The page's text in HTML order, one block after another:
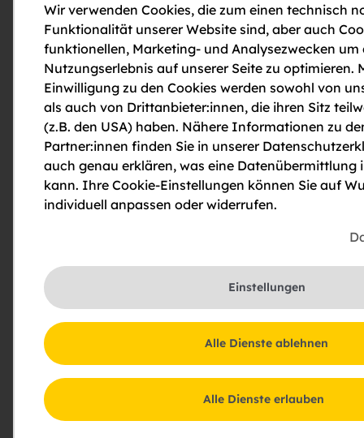
Weitere Information
Downloads und weiterführende Links im
Überblick
Exposé
Kurzfassung unterschrieben
202301010 Energieausweis MFH Adolf
Schwayer-Gasse 3, Stg. 2, 2170 Poysdorf
Kurzfassung unterschrieben
Wir verwenden Cookies, die zum einen technisch
Funktionalität unserer Website sind, aber auch
funktionellen, Marketing- und Analysezwecken um
Nutzungserlebnis auf unserer Seite zu optimieren.
Einwilligung zu den Cookies werden sowohl von
als auch von Drittanbieter:innen, die ihren Sitz
(z.B. den USA) haben. Nähere Informationen zu
Partner:innen finden Sie in unserer
auch genau erklären, was eine Datenübermittlung
kann. Ihre Cookie-Einstellungen können Sie auf
individuell anpassen oder widerrufen.
Einstellungen
Alle Dienste ablehnen
Alle Dienste erlauben